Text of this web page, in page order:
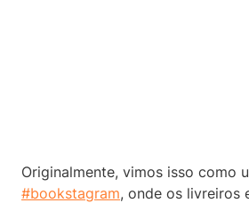
Originalmente, vimos isso como
#bookstagram, onde os livreiros